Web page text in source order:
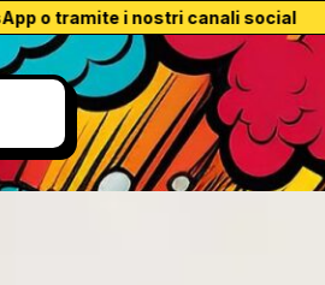
i nostri canali social 📢